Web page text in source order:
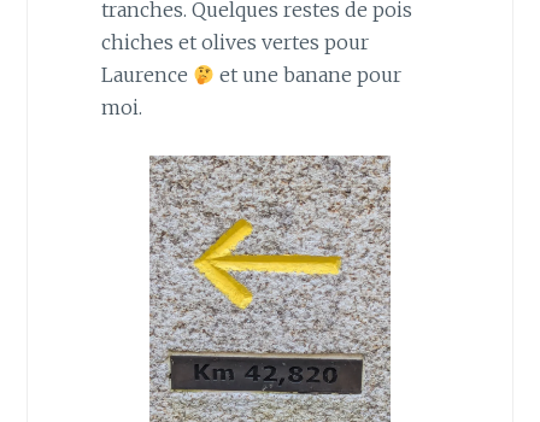
tranches. Quelques restes de pois
chiches et olives vertes pour
Laurence
et une banane pour
moi.